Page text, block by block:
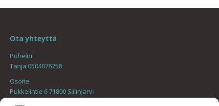
Ota yhteyttä
Puhelin:
Tanja 0504076758
Osoite
Pukkelintie 6 71800 Siilinjärvi